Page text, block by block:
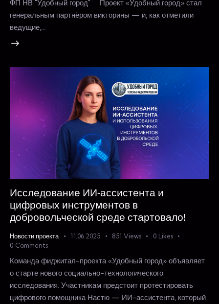
ФП НВ "Удобный город" ⠀ Проект «Удобный город» стал
генеральным партнёром викторины — и, как отметили
ведущие,…
Исследование ИИ-ассистента и
цифровых инструментов в
добровольческой среде стартовало!
Новости проекта 11.06.2025 851 Views 0 Likes
0 Comments
Команда фиджитал-проекта «Удобный город» объявляет
о старте нового социально-технологического
исследования. Участникам предстоит протестировать
цифрового помощника Настю — ИИ-ассистента, который